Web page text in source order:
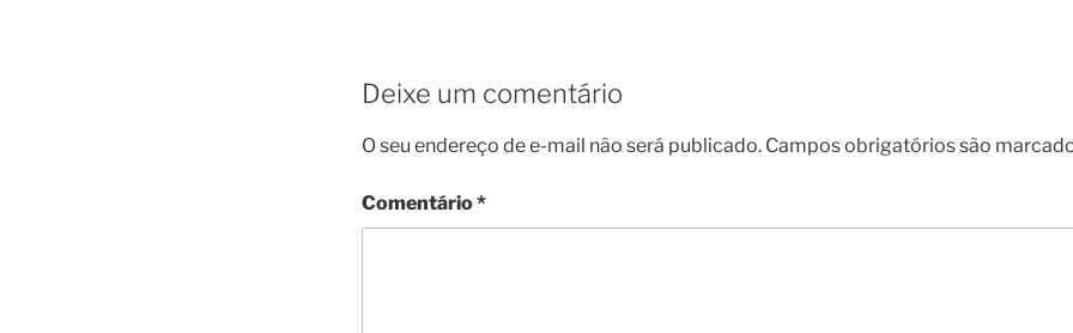
Deixe um comentário
O seu endereço de e-mail não será publicado. Campos obrigatórios são
Comentário*